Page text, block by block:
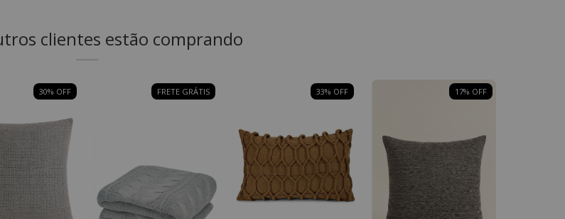
clientes estão comprando
30% OFF FRETE GRÁTIS 33% OFF 17% OFF